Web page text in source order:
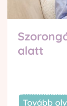
alatt